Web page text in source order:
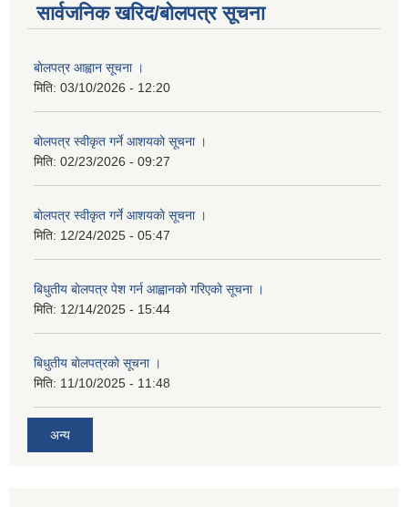
सार्वजनिक खरिद/बोलपत्र सूचना
बाेलपत्र आह्वान सूचना ।
मिति: 03/10/2026 - 12:20
बाेलपत्र स्वीकृत गर्ने आशयकाे सूचना ।
मिति: 02/23/2026 - 09:27
बाेलपत्र स्वीकृत गर्ने आशयकाे सूचना ।
मिति: 12/24/2025 - 05:47
बिधुतीय बाेलपत्र पेश गर्न आह्वानको गरिएकाे सूचना ।
मिति: 12/14/2025 - 15:44
बिधुतीय बाेलपत्रकाे सूचना ।
मिति: 11/10/2025 - 11:48
अन्य